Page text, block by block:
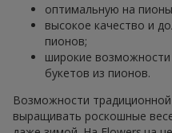
оптимальную на
высокое качество и
пионов;
широкие
букетов из пионов.
Возможности
выращивать роскошные